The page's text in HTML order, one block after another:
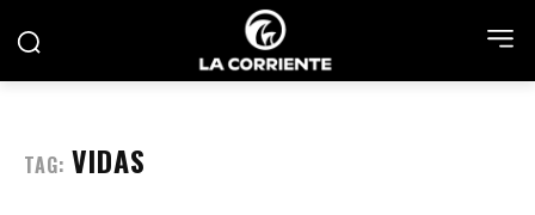
TAG: VIDAS